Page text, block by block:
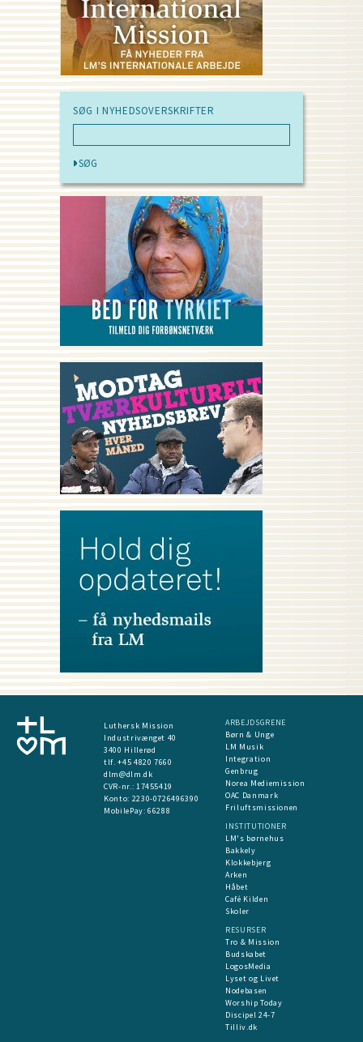
SØG I NYHEDSOVERSKRIFTER
Luthersk Mission
Industrivænget 40
3400 Hillerød
tlf. +45 4820 7660
dlm@dlm.dk
CVR-nr.: 17455419
​Konto: 2230-0726496390
MobilePay:66288
ARBEJDSGRENE
Børn & Unge
LM Musik
Integration
Genbrug
Norea Mediemission
OAC Danmark
Friluftsmissionen
INSTITUTIONER
LM's børnehus
Bakkely
Klokkebjerg
Arken
Håbet
Café Kilden
Skoler
RESURSER
Tro & Mission
Budskabet
LogosMedia
Lyset og Livet
Nodebasen
Worship Today
Discipel 24-7
Tilliv.dk